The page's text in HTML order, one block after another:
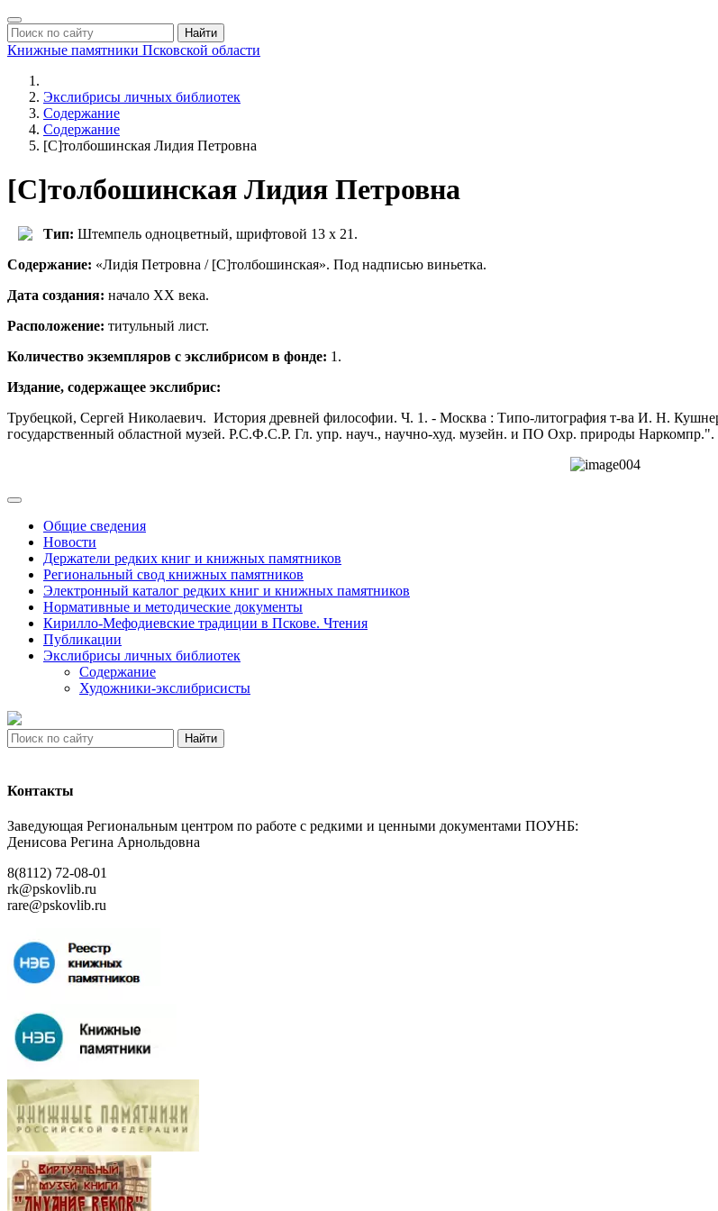
Найти
Книжные памятники Псковской области
Экслибрисы личных библиотек
Содержание
Содержание
[С]толбошинская Лидия Петровна
[С]толбошинская Лидия Петровна
Тип: Штемпель одноцветный, шрифтовой 13 х 21.
Содержание: «Лидiя Петровна / [С]толбошинская». Под надписью виньетка.
Дата создания: начало ХХ века.
Расположение: титульный лист.
Количество экземпляров с экслибрисом в фонде: 1.
Издание, содержащее экслибрис:
Трубецкой, Сергей Николаевич. История древней философии. Ч. 1. - Москва : Типо-литография т-ва И. Н.
государственный областной музей. Р.С.Ф.С.Р. Гл. упр. науч., научно-худ. музейн. и ПО Охр. природы
Общие сведения
Новости
Держатели редких книг и книжных памятников
Региональный свод книжных памятников
Электронный каталог редких книг и книжных памятников
Нормативные и методические документы
Кирилло-Мефодиевские традиции в Пскове. Чтения
Публикации
Экслибрисы личных библиотек
Содержание
Художники-экслибрисисты
Найти
Контакты
Заведующая Региональным центром по работе с редкими и ценными документами ПОУНБ:
Денисова Регина Арнольдовна
8(8112) 72-08-01
rk@pskovlib.ru
rare@pskovlib.ru